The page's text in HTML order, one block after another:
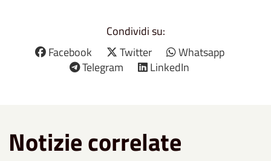
Condividi su:
Facebook
Twitter
Whatsapp
Telegram
LinkedIn
Notizie correlate